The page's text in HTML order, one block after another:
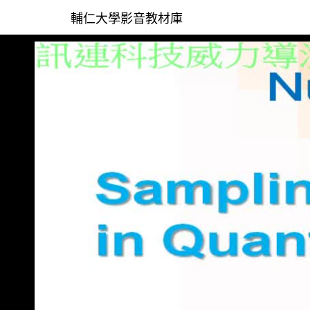
輔仁大學影音教材庫